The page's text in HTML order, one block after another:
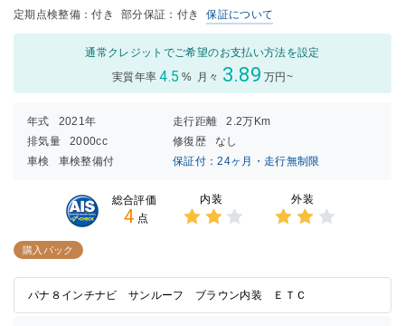
定期点検整備：付き 部分保証：付き 保証について
通常クレジットでご希望のお支払い方法を設定
実質年率 4.5 % 月々 3.89 万円~
年式 2021年 走行距離
2.2万Km
排気量
2000cc 修復歴
なし
車検
車検整備付 保証付：24ヶ月・走行無制限
総合評価
4 点
内装 外装
購入パック
パナ８インチナビ サンルーフ ブラウン内装 ＥＴＣ